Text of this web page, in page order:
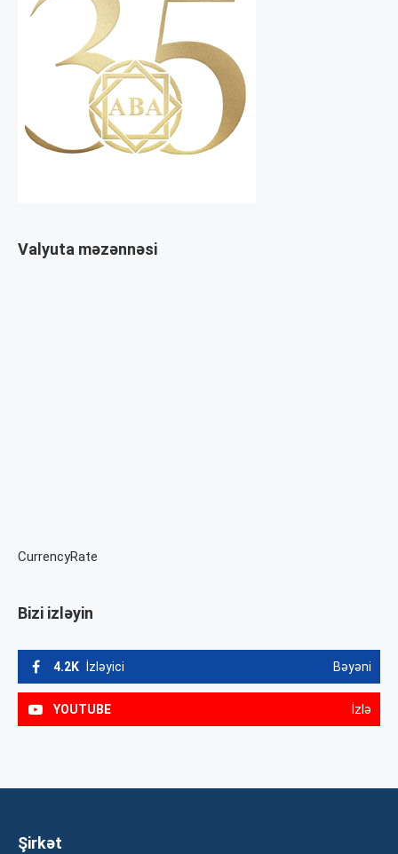
Valyuta məzənnəsi
CurrencyRate
Bizi izləyin
4.2K İzləyici Bəyəni
YOUTUBE İzlə
Şirkət